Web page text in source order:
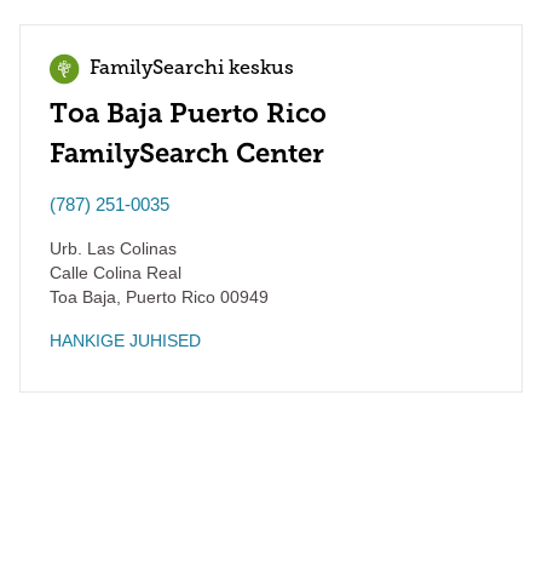
FamilySearchi keskus
Toa Baja Puerto Rico
FamilySearch Center
(787) 251-0035
Urb. Las Colinas
Calle Colina Real
Toa Baja
Puerto Rico 00949
HANKIGE JUHISED